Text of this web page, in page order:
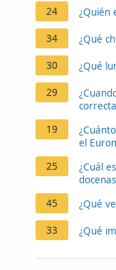
24 ¿Quién
34 ¿Qué
30 ¿Qué
29
19
el
25
¿Cuál
45
¿Qué
33 ¿Qué